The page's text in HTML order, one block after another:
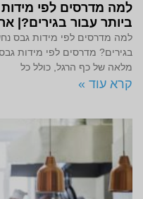
למה מדרסים לפי
ביותר עבור בגירים?|
למה מדרסים לפי מידות גבס
בגירים? מדרסים לפי מידות
מלאה של כף הרגל, כולל כל
קרא עוד »